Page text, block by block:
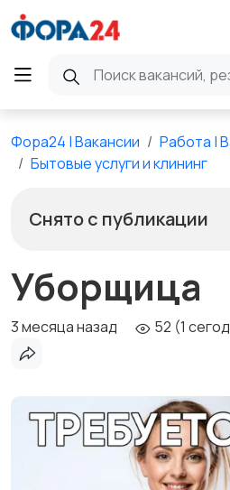
Фора24 | Вакансии
Работа |
Бытовые услуги и клининг
Снято с публикации
Уборщица
3 месяца назад 52 (1